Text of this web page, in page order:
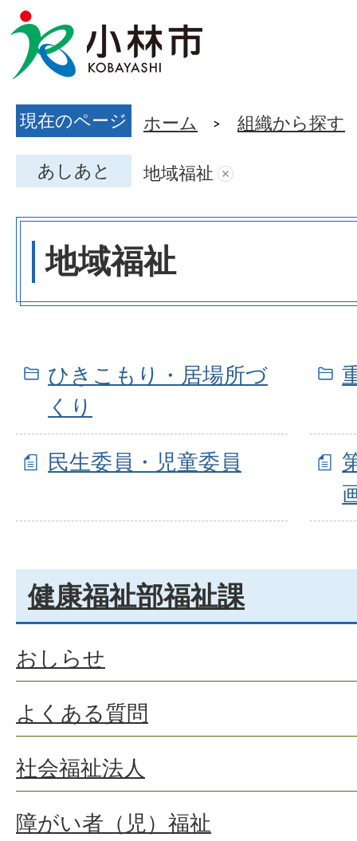
現在のページ ホーム 組織から探す
あしあと 地域福祉
地域福祉
ひきこもり・居場所づ
くり
民生委員・児童委員
健康福祉部福祉課
おしらせ
よくある質問
社会福祉法人
障がい者（児）福祉